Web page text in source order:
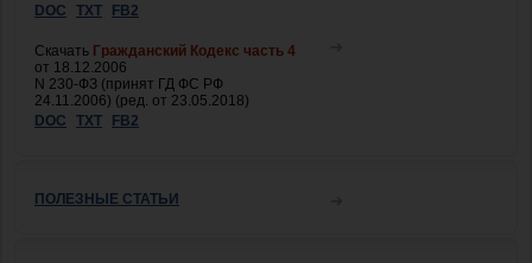
DOC
TXT FB2
Скачать Гражданский Кодекс часть 4
от 18.12.2006
N 230-ФЗ (принят ГД ФС РФ
24.11.2006) (ред. от 23.05.2018)
DOC
TXT FB2
ПОЛЕЗНЫЕ СТАТЬИ